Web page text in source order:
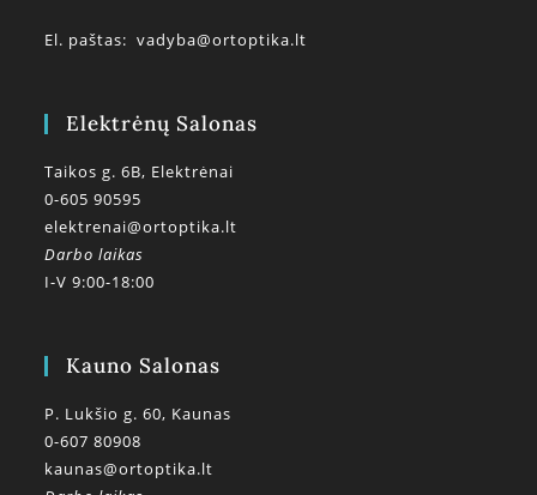
El. paštas:vadyba@ortoptika.lt
Elektrėnų Salonas
Taikos g. 6B, Elektrėnai
0-605 90595
elektrenai@ortoptika.lt
Darbo laikas
I-V 9:00-18:00
Kauno Salonas
P. Lukšio g. 60, Kaunas
0-607 80908
kaunas@ortoptika.lt